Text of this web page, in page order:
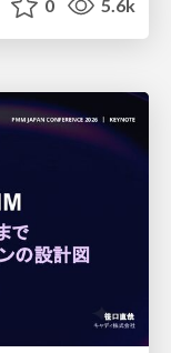
0 5.6k